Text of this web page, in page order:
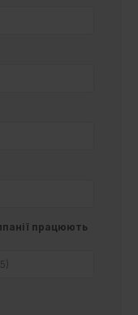
працюють